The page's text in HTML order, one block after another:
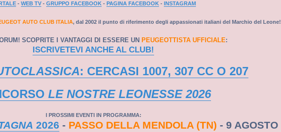
- WEB TV - GRUPPO FACEBOOK - PAGINA FACEBOOK - INSTAGRAM
AUTO CLUB ITALIA, dal 2002 il punto di riferimento degli appassionati italiani del Marchio del Leone!
SCOPRITE I VANTAGGI DI ESSERE UN PEUGEOTTISTA UFFICIALE:
ISCRIVETEVI ANCHE AL CLUB!
: CERCASI 1007, 307 CC O 207
LE NOSTRE LEONESSE 2026
I PROSSIMI EVENTI IN PROGRAMMA:
2026 - PASSO DELLA MENDOLA (TN) - 9 AGOSTO